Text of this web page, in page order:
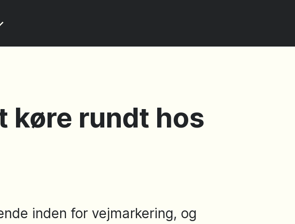
køre rundt hos
inden for vejmarkering, og